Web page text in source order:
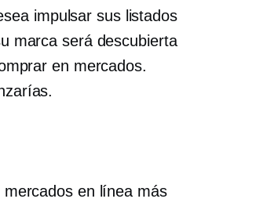
impulsar sus listados
marca será descubierta
en mercados.
en línea más